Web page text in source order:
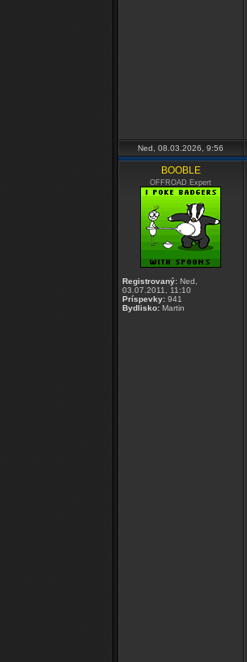
Ned, 08.03.2026, 9:56
BOOBLE
OFFROAD Expert
Registrovaný:Ned,
03.07.2011, 11:10
Príspevky:941
Bydlisko:Martin